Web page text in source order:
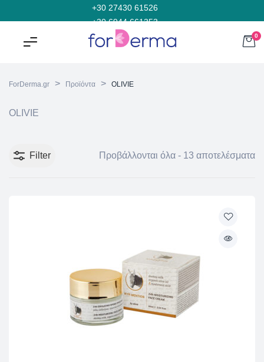
+30 27430 61526
+30 6944 661353
0
ForDerma.gr > Προϊόντα > OLIVIE
OLIVIE
Filter Προβάλλονται όλα - 13 αποτελέσματα